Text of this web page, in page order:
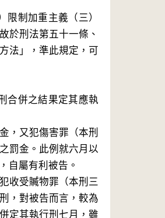
制加重主義（三）
於刑法第五十一條、
法」，準此規定，可
合併之結果定其應執
，又犯傷害罪（本刑
罰金。此例就六月以
自屬有利被告。
收受贓物罪（本刑三
，對被告而言，較為
定其執行刑七月，雖